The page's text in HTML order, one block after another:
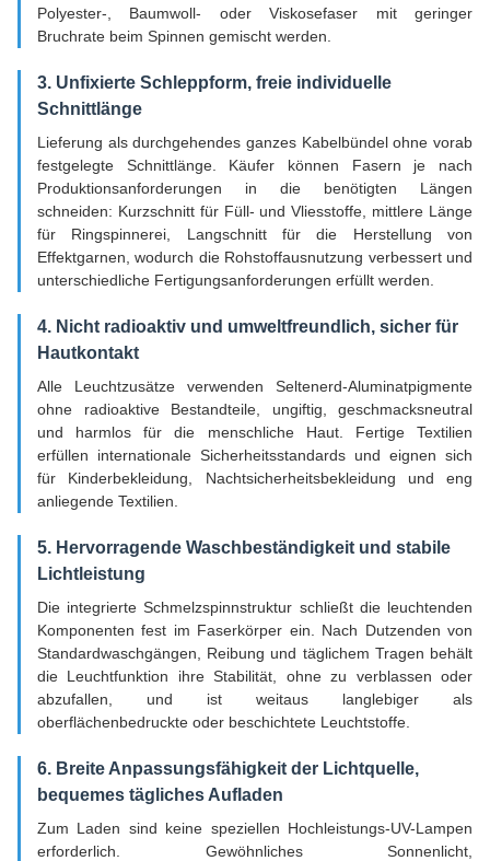
Polyester-, Baumwoll- oder Viskosefaser mit geringer
Bruchrate beim Spinnen gemischt werden.
3. Unfixierte Schleppform, freie individuelle
Schnittlänge
Lieferung als durchgehendes ganzes Kabelbündel ohne vorab
festgelegte Schnittlänge. Käufer können Fasern je nach
Produktionsanforderungen in die benötigten Längen
schneiden: Kurzschnitt für Füll- und Vliesstoffe, mittlere Länge
für Ringspinnerei, Langschnitt für die Herstellung von
Effektgarnen, wodurch die Rohstoffausnutzung verbessert und
unterschiedliche Fertigungsanforderungen erfüllt werden.
4. Nicht radioaktiv und umweltfreundlich, sicher für
Hautkontakt
Alle Leuchtzusätze verwenden Seltenerd-Aluminatpigmente
ohne radioaktive Bestandteile, ungiftig, geschmacksneutral
und harmlos für die menschliche Haut. Fertige Textilien
erfüllen internationale Sicherheitsstandards und eignen sich
für Kinderbekleidung, Nachtsicherheitsbekleidung und eng
anliegende Textilien.
5. Hervorragende Waschbeständigkeit und stabile
Lichtleistung
Die integrierte Schmelzspinnstruktur schließt die leuchtenden
Komponenten fest im Faserkörper ein. Nach Dutzenden von
Standardwaschgängen, Reibung und täglichem Tragen behält
die Leuchtfunktion ihre Stabilität, ohne zu verblassen oder
abzufallen, und ist weitaus langlebiger als
oberflächenbedruckte oder beschichtete Leuchtstoffe.
6. Breite Anpassungsfähigkeit der Lichtquelle,
bequemes tägliches Aufladen
Zum Laden sind keine speziellen Hochleistungs-UV-Lampen
erforderlich. Gewöhnliches Sonnenlicht,